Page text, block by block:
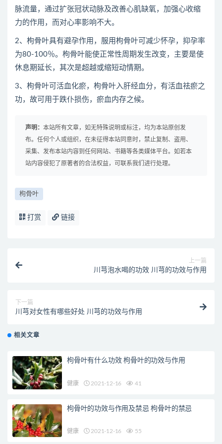
脉流量，通过扩张冠状动脉及改善心肌缺氧，加强心收缩
力的作用，而对心率影响不大。
2、枸骨叶具有避孕作用，服用枸骨叶可减少怀孕，抑孕率
为80-100％。枸骨叶能使正常性周期发生改变，主要是使
休息期延长，其次是超越或缩短动情期。
3、枸骨叶可活血化瘀，枸骨叶入肝经血分，有活血祛瘀之
功，故可用于跌仆损伤，瘀血内存之候。
声明： 本站所有文章，如无特殊说明或标注，均为本站原创发
布。任何个人或组织，在未征得本站同意时，禁止复制、盗用、
采集、发布本站内容到任何网站、书籍等各类媒体平台。如若本
站内容侵犯了原著者的合法权益，可联系我们进行处理。
枸骨叶
打赏 链接
上一篇
川芎泡水喝的功效 川芎的功效与作用
下一篇
川芎对女性有哪些好处 川芎的功效与作用
相关文章
枸骨叶有什么功效 枸骨叶的功效与作用
健康 2021-12-16 41
枸骨叶的功效与作用及禁忌 枸骨叶的禁忌
健康 2021-12-16 55